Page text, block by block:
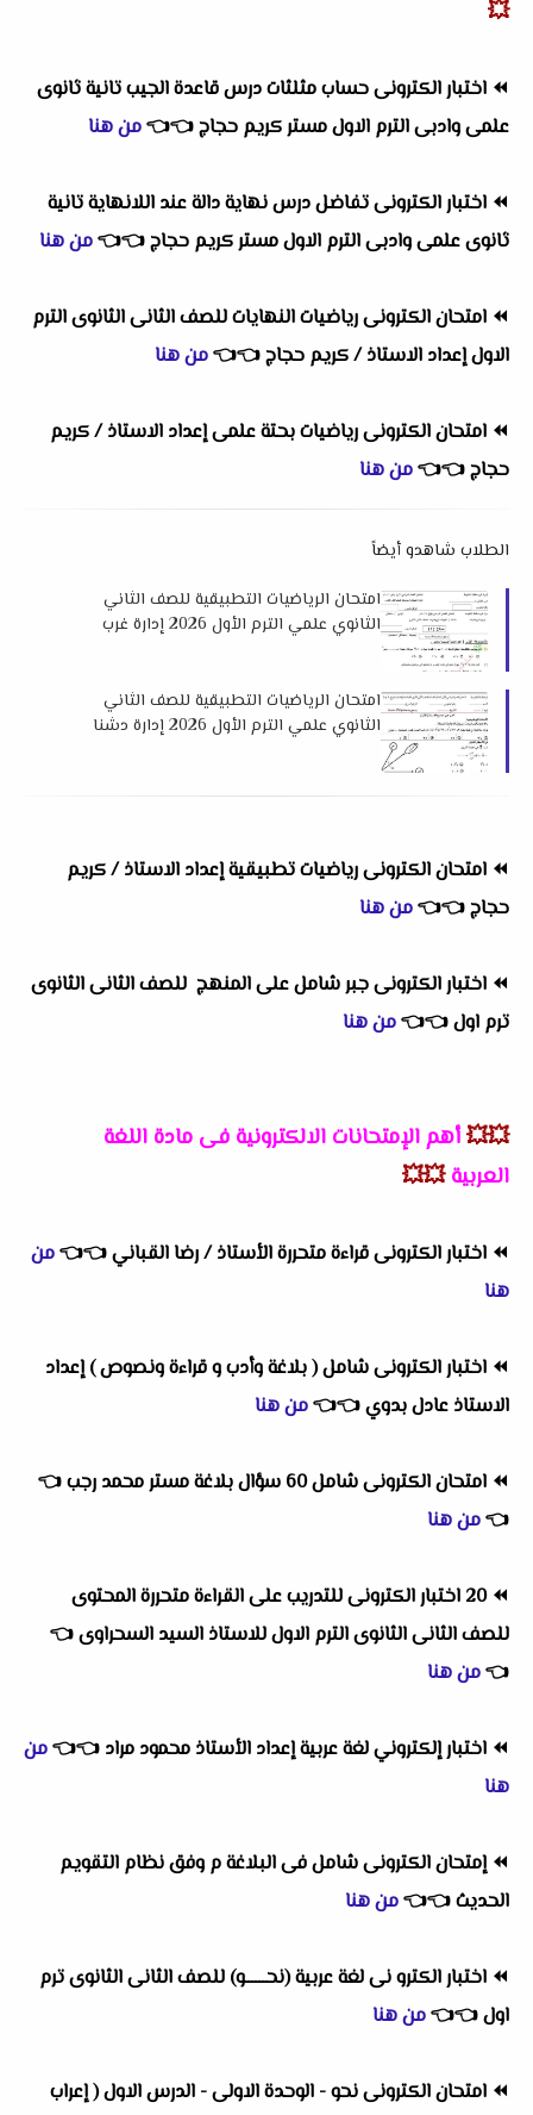
💥
⏪ اختبار الكترونى حساب مثلثات درس قاعدة الجيب تانية ثانوى
علمى وادبى الترم الاول مستر كريم حجاج👈
👈من هنا
⏪ اختبار الكترونى تفاضل درس نهاية دالة عند اللانهاية تانية
ثانوى علمى وادبى الترم الاول مستر كريم حجاج👈
👈من هنا
⏪ امتحان الكترونى رياضيات النهايات للصف الثانى الثانوى الترم
الاول إعداد الاستاذ / كريم حجاج👈
👈من هنا
⏪ امتحان الكترونى رياضيات بحتة علمى إعداد الاستاذ / كريم
حجاج👈
👈من هنا
الطلاب شاهدو أيضاً
امتحان الرياضيات التطبيقية للصف الثاني
الثانوي علمي الترم الأول 2026 إدارة غرب
امتحان الرياضيات التطبيقية للصف الثاني
الثانوي علمي الترم الأول 2026 إدارة دشنا
⏪ امتحان الكترونى رياضيات تطبيقية إعداد الاستاذ / كريم
حجاج👈
👈من هنا
⏪ اختبار الكترونى جبر شامل على المنهج للصف الثانى الثانوى
ترم اول👈
👈من هنا
💥💥أهمالإمتحانات الالكترونية فى مادة اللغة
العربية 💥💥
⏪ اختبار الكترونى قراءة متحررة الأستاذ / رضا القباني👈
👈من
هنا
⏪ اختبار الكترونى شامل ( بلاغة وأدب و قراءة ونصوص ) إعداد
الاستاذ عادل بدوي👈
👈من هنا
⏪ امتحان الكترونى شامل 60 سؤال بلاغة مستر محمد رجب
👈
👈من هنا
⏪
20 اختبار الكترونى للتدريب على القراءة متحررة المحتوى
للصف الثانى الثانوى الترم الاول للاستاذ السيد السحراوى👈
👈من هنا
⏪ اختبار إلكتروني لغة عربية إعداد الأستاذ محمود مراد 👈
👈من
هنا
⏪إمتحان الكترونى شامل فى البلاغة م وفق نظام التقويم
الحديث👈
👈من هنا
⏪ اختبار الكترو نى لغة عربية (نحــــــو) للصف الثانى الثانوى ترم
اول👈
👈من هنا
⏪ امتحان الكترونى نحو - الوحدة الاولى - الدرس الاول ( إعراب